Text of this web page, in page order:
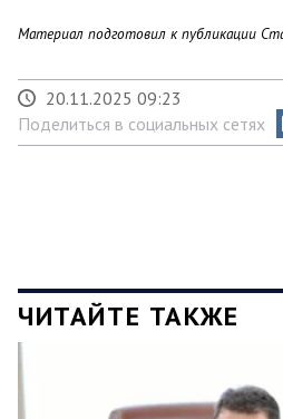
Материал подготовил к публикации
20.11.2025 09:23
Поделиться в социальных сетях
ЧИТАЙТЕ ТАКЖЕ